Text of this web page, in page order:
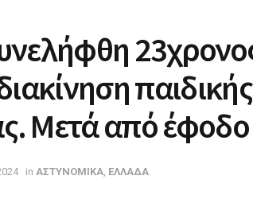
παιδικής
Μετά από έφοδο
in ΑΣΤΥΝΟΜΙΚΑ ΕΛΛΑΔΑ